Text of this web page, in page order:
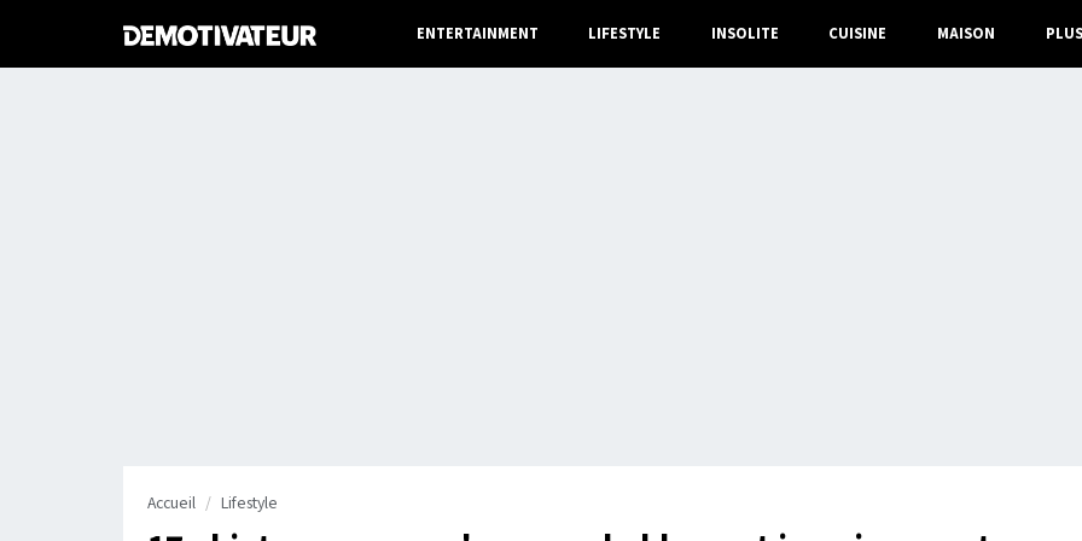
ENTERTAINMENT LIFESTYLE INSOLITE CUISINE MAISON PLUS
Accueil Lifestyle